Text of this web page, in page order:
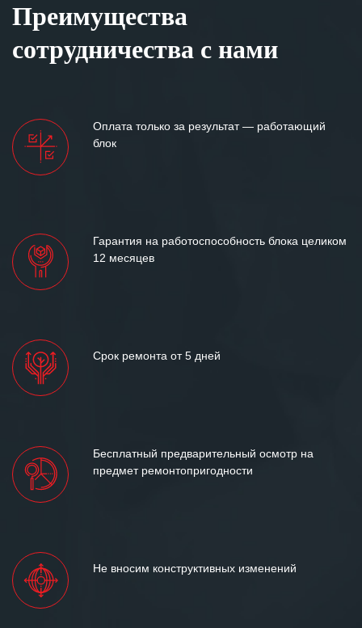
Особенно хочется отметить высокую
клиентоориентированность
персонала Вашей компании,
между нашими компаниями открытые
Преимущества
сотрудничества с нами
Оплата только за результат — работающий
блок
Гарантия на работоспособность блока целиком
12 месяцев
Срок ремонта от 5 дней
Бесплатный предварительный осмотр на
предмет ремонтопригодности
Не вносим конструктивных изменений